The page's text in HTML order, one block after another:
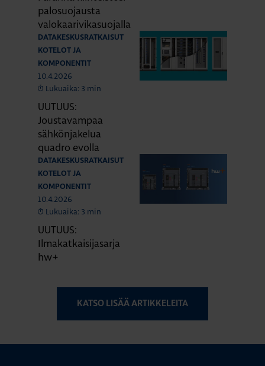
palosuojausta
valokaarivikasuojalla
DATAKESKUSRATKAISUT
KOTELOT JA
KOMPONENTIT
10.4.2026
Lukuaika: 3 min
UUTUUS:
Joustavampaa
sähkönjakelua
quadro evolla
DATAKESKUSRATKAISUT
KOTELOT JA
KOMPONENTIT
10.4.2026
Lukuaika: 3 min
UUTUUS:
Ilmakatkaisijasarja
hw+
KATSO LISÄÄ ARTIKKELEITA